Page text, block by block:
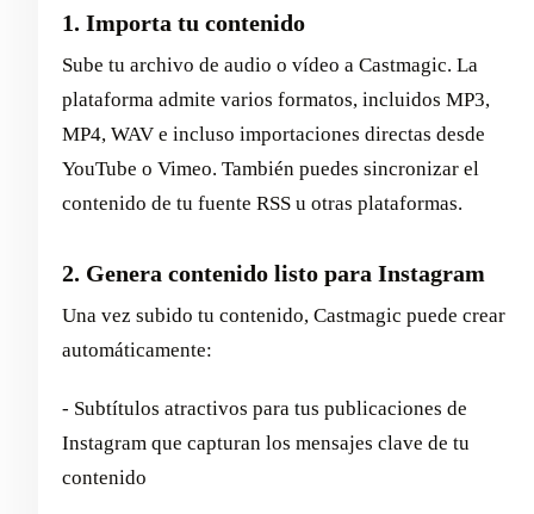
1. Importa tu contenido
Sube tu archivo de audio o vídeo a Castmagic. La
plataforma admite varios formatos, incluidos MP3,
MP4, WAV e incluso importaciones directas desde
YouTube o Vimeo. También puedes sincronizar el
contenido de tu fuente RSS u otras plataformas.
2. Genera contenido listo para Instagram
Una vez subido tu contenido, Castmagic puede crear
automáticamente:
- Subtítulos atractivos para tus publicaciones de
Instagram que capturan los mensajes clave de tu
contenido